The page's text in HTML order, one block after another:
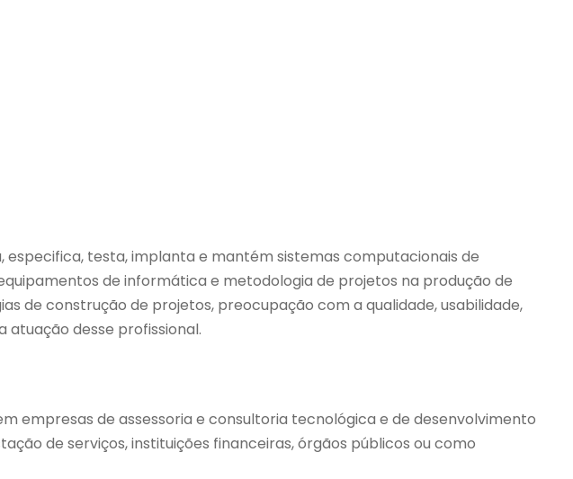
especifica, testa, implanta e mantém sistemas computacionais de
de informática e metodologia de projetos na produção de
de construção de projetos, preocupação com a qualidade, usabilidade,
desse profissional.
empresas de assessoria e consultoria tecnológica e de desenvolvimento
de serviços, instituições financeiras, órgãos públicos ou como